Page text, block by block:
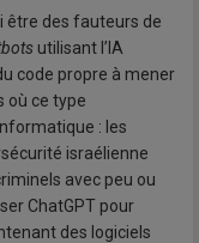
être des fauteurs de
utilisant l’IA
code propre à mener
où ce type
: les
israélienne
avec peu ou
ChatGPT pour
des logiciels